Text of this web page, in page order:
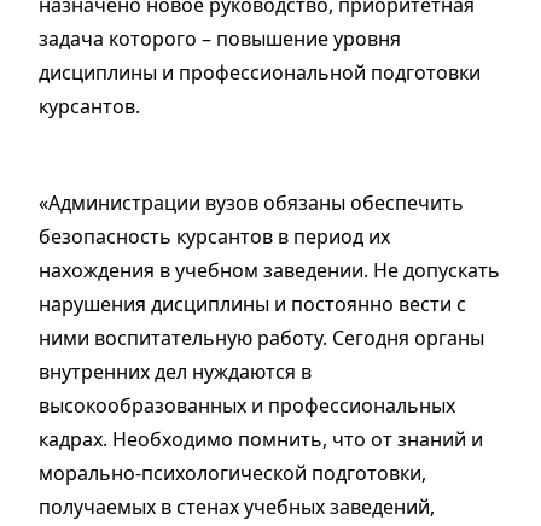
задача которого – повышение уровня
дисциплины и профессиональной подготовки
курсантов.
«Администрации вузов обязаны обеспечить
безопасность курсантов в период их
нахождения в учебном заведении. Не допускать
нарушения дисциплины и постоянно вести с
ними воспитательную работу. Сегодня органы
внутренних дел нуждаются в
высокообразованных и профессиональных
кадрах. Необходимо помнить, что от знаний и
морально-психологической подготовки,
получаемых в стенах учебных заведений,